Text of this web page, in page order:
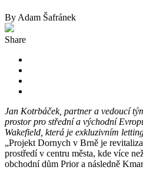
By Adam Šafránek
Share
Jan Kotrbáček, partner a vedoucí
prostor pro střední a východní
Wakefield, která je exkluzivním
„Projekt Dornych v Brně je
prostředí v centru města, kde více
obchodní dům Prior a následně